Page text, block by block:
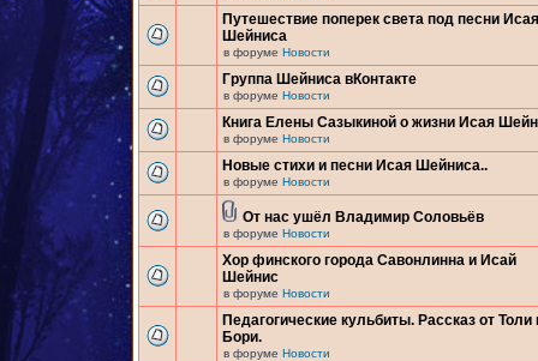
Путешествие поперек света под песни Исая
Шейниса
в форуме Новости
Группа Шейниса вКонтакте
в форуме Новости
Книга Елены Сазыкиной о жизни Исая
в форуме Новости
Новые стихи и песни Исая Шейниса..
в форуме Новости
От нас ушёл Владимир Соловьёв
в форуме Новости
Хор финского города Савонлинна и Исай
Шейнис
в форуме Новости
Педагогические кульбиты. Рассказ от Толи
Бори.
в форуме Новости